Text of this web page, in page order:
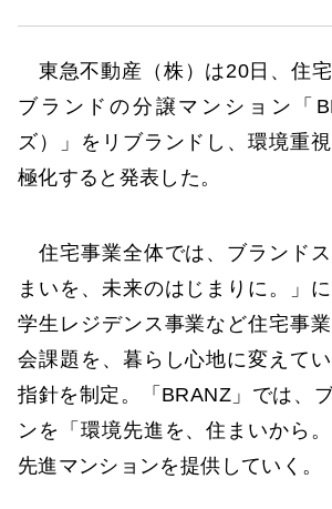
東急不動産（株）は20日、住
ブランドの分譲マンション「
ズ）」をリブランドし、環境重
極化すると発表した。
住宅事業全体では、ブランド
まいを、未来のはじまりに。」
学生レジデンス事業など住宅事
会課題を、暮らし心地に変えて
指針を制定。「BRANZ」では、
ンを「環境先進を、住まいから
先進マンションを提供していく。